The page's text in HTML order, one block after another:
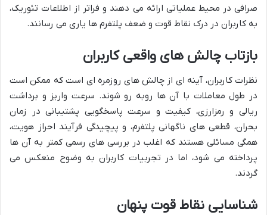
صرافی در محیط عملیاتی ارائه می دهند و فراتر از اطلاعات تئوریک،
به کاربران در درک نقاط قوت و ضعف پلتفرم ها یاری می رسانند.
بازتاب چالش های واقعی کاربران
نظرات کاربران، آینه ای از چالش های روزمره ای است که ممکن است
در طول معاملات با آن ها روبه رو شوند. سرعت واریز و برداشت
ریالی و رمزارزی، کیفیت و سرعت پاسخگویی پشتیبانی در زمان
بحران، قطعی های ناگهانی پلتفرم، و پیچیدگی فرآیند احراز هویت،
همگی مسائلی هستند که اغلب در بررسی های رسمی کمتر به آن ها
پرداخته می شود، اما در تجربیات کاربران به وضوح منعکس می
گردند.
شناسایی نقاط قوت پنهان